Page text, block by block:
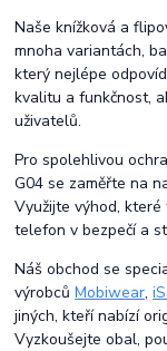
Naše knížková a
mnoha variantách,
který nejlépe
kvalitu a funkčnost,
uživatelů.
Pro spolehlivou
G04 se zaměřte na
Využijte výhod,
telefon v bezpečí a
Náš obchod se
výrobcůMobiwear,
jiných, kteří nabízí
Vyzkoušejte obal,